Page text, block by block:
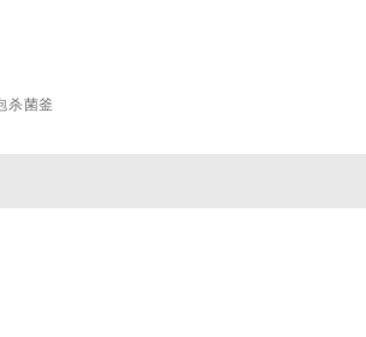
杀菌釜